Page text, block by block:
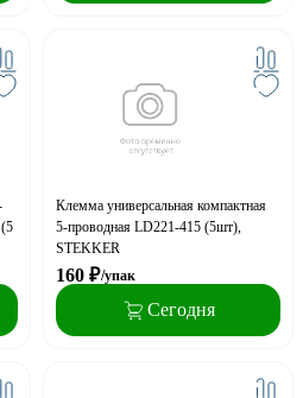
Клемма универсальная компактная
5-проводная LD221-415 (5шт),
STEKKER
160 ₽/упак
Сегодня